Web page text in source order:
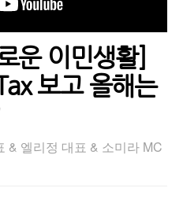
운 이민생활]
보고 올해는
& 엘리정 대표 & 소미라 MC